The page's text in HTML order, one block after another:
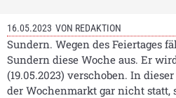
16.05.2023 VON REDAKTION
Sundern. Wegen des Feiertages
Sundern diese Woche aus. Er
(19.05.2023) verschoben. In
der Wochenmarkt gar nicht statt,